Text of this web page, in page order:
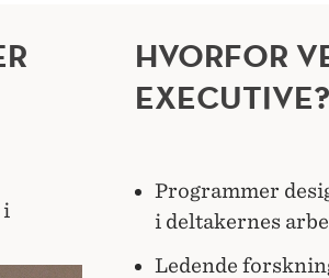
i
HVORFOR
EXECUTIVE?
Programmer
i deltakernes
Ledende